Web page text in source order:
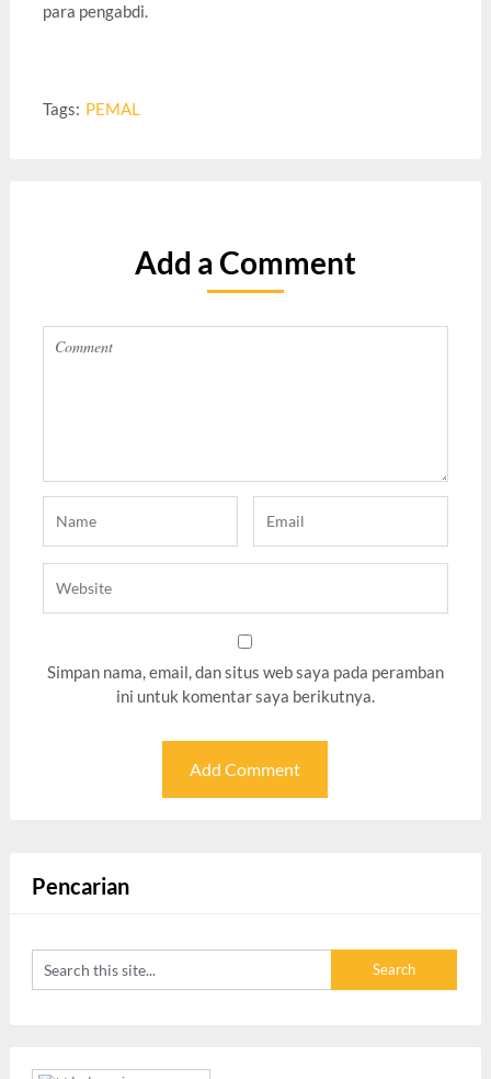
para pengabdi.
Tags: PEMAL
Add a Comment
Simpan nama, email, dan situs web saya pada peramban
ini untuk komentar saya berikutnya.
Pencarian